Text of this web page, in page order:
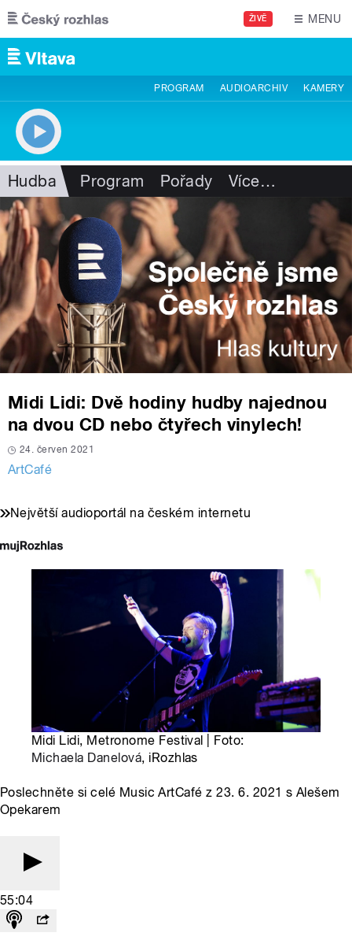
Přejít k hlavnímu obsahu
ŽIVĚ MENU
PROGRAM AUDIOARCHIV KAMERY
Hudba Program Pořady Více…
Midi Lidi: Dvě hodiny hudby najednou
na dvou CD nebo čtyřech vinylech!
24. červen 2021
ArtCafé
Největší audioportál na českém internetu
Midi Lidi, Metronome Festival | Foto:
Michaela Danelová, iRozhlas
Poslechněte si celé Music ArtCafé z 23. 6. 2021 s Alešem
Opekarem
55:04